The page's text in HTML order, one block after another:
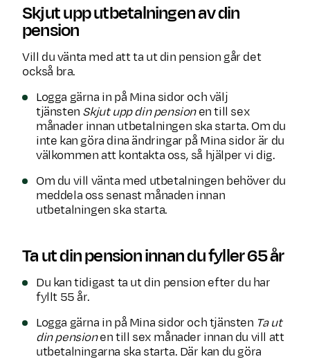
Skjut upp utbetalningen av din
pension
Vill du vänta med att ta ut din pension går det
också bra.
Logga gärna in på Mina sidor och välj
tjänsten Skjut upp din pensionen till sex
månader innan utbetalningen ska starta. Om du
inte kan göra dina ändringar på Mina sidor är du
välkommen att kontakta oss, så hjälper vi dig.
Om du vill vänta med utbetalningen behöver du
meddela oss senast månaden innan
utbetalningen ska starta.
Ta ut din pension innan du fyller 65 år
Du kan tidigast ta ut din pension efter du har
fyllt 55 år.
Logga gärna in på Mina sidor och tjänsten Ta ut
din pensionen till sex månader innan du vill att
utbetalningarna ska starta. Där kan du göra